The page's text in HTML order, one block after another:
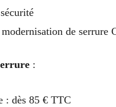
de serrure
:
: dès 85 € TTC